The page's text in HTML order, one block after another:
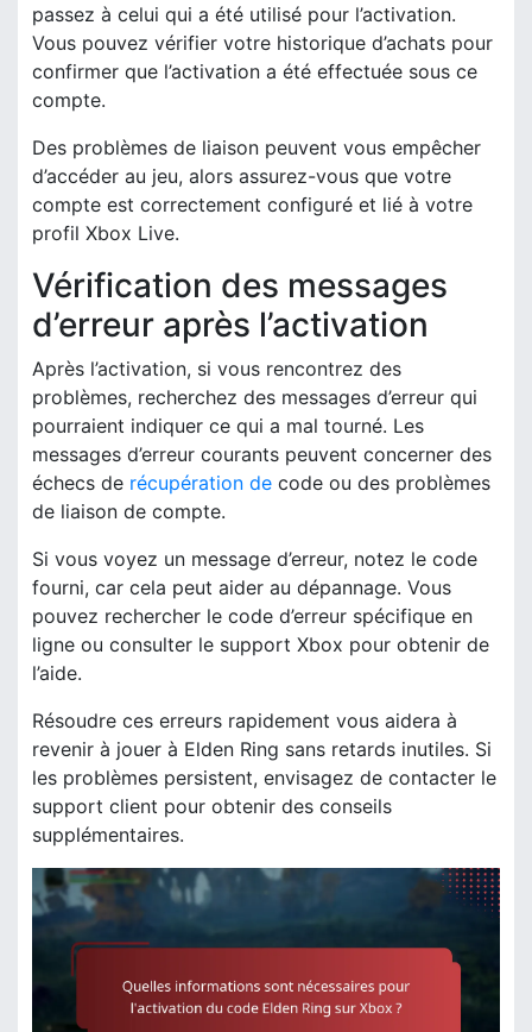
passez à celui qui a été utilisé pour l’activation.
Vous pouvez vérifier votre historique d’achats pour
confirmer que l’activation a été effectuée sous ce
compte.
Des problèmes de liaison peuvent vous empêcher
d’accéder au jeu, alors assurez-vous que votre
compte est correctement configuré et lié à votre
profil Xbox Live.
Vérification des messages
d’erreur après l’activation
Après l’activation, si vous rencontrez des
problèmes, recherchez des messages d’erreur qui
pourraient indiquer ce qui a mal tourné. Les
messages d’erreur courants peuvent concerner des
échecs de récupération de code ou des problèmes
de liaison de compte.
Si vous voyez un message d’erreur, notez le code
fourni, car cela peut aider au dépannage. Vous
pouvez rechercher le code d’erreur spécifique en
ligne ou consulter le support Xbox pour obtenir de
l’aide.
Résoudre ces erreurs rapidement vous aidera à
revenir à jouer à Elden Ring sans retards inutiles. Si
les problèmes persistent, envisagez de contacter le
support client pour obtenir des conseils
supplémentaires.